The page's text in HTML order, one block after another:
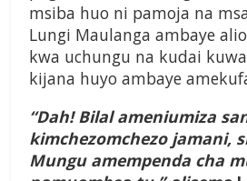
msiba huo ni pamoja na
Lungi Maulanga ambaye
kwa uchungu na kudai
kijana huyo ambaye
“Dah! Bilal ameniumiza
kimchezomchezo jamani,
Mungu amempenda cha